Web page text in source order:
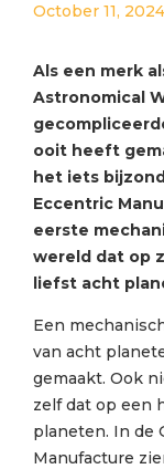
October 11, 2024
Als een merk
Astronomical
ooit heeft
het iets
Eccentric
eerste
wereld dat op
liefst acht
Een
van acht
gemaakt. Ook
zelf dat op een
planeten. In de
Manufacture